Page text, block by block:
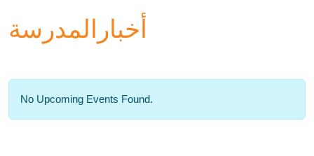
أخبارالمدرسة
No Upcoming Events Found.